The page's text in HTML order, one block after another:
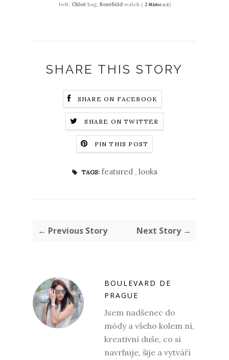
belt, Chloébag, Rosefieldwatch ( 24time.cz)
SHARE THIS STORY
SHARE ON FACEBOOK
SHARE ON TWITTER
PIN THIS POST
TAGS: featured , looks
← Previous Story Next Story →
BOULEVARD DE
PRAGUE
Jsem nadšenec do
módy a všeho kolem ní,
kreativní duše, co si
navrhuje, šije a vytváří